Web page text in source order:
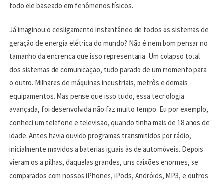
todo ele baseado em fenômenos físicos.
Já imaginou o desligamento instantâneo de todos os sistemas de
geração de energia elétrica do mundo? Não é nem bom pensar no
tamanho da encrenca que isso representaria. Um colapso total
dos sistemas de comunicação, tudo parado de um momento para
o outro. Milhares de máquinas industriais, metrôs e demais
equipamentos. Mas pense que isso tudo, essa tecnologia
avançada, foi desenvolvida não faz muito tempo. Eu por exemplo,
conheci um telefone e televisão, quando tinha mais de 18 anos de
idade. Antes havia ouvido programas transmitidos por rádio,
inicialmente movidos a baterias iguais às de automóveis. Depois
vieram os a pilhas, daquelas grandes, uns caixões enormes, se
comparados com nossos iPhones, iPods, Andróids, MP3, e outros